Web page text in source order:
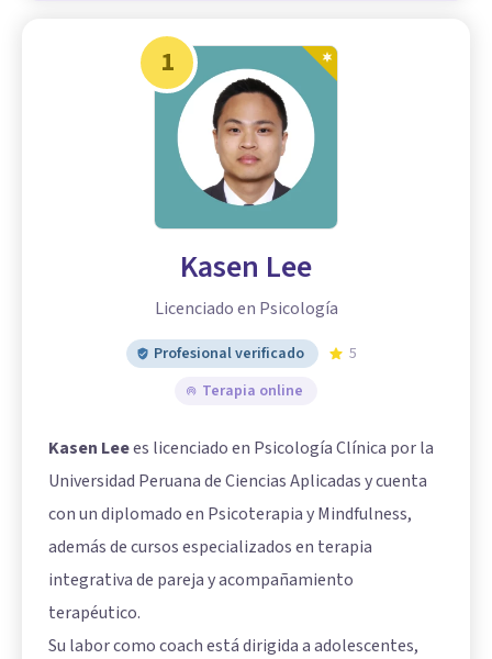
1
Kasen Lee
Licenciado en Psicología
Profesional verificado
5
Terapia online
Kasen Leees licenciado en Psicología Clínica por la
Universidad Peruana de Ciencias Aplicadas y cuenta
con un diplomado en Psicoterapia y Mindfulness,
además de cursos especializados en terapia
integrativa de pareja y acompañamiento
terapéutico.
Su labor como coach está dirigida a adolescentes,